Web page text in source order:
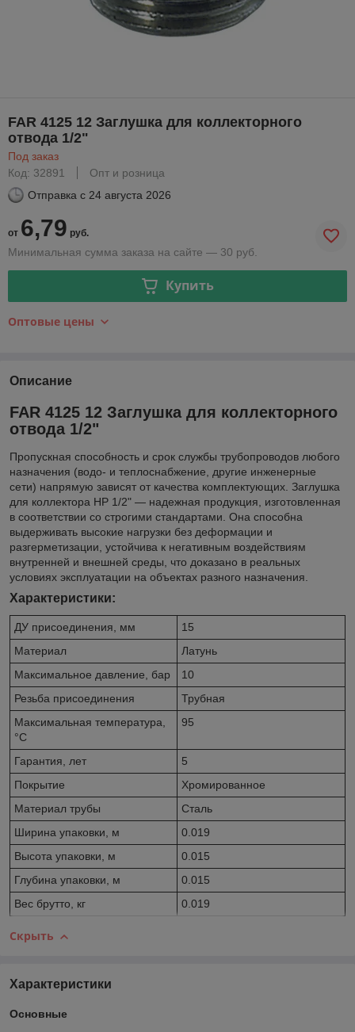
FAR 4125 12 Заглушка для коллекторного
отвода 1/2"
Под заказ
Код: 32891
Опт и розница
Отправка с 24 августа 2026
от 6,79 руб.
Минимальная сумма заказа на сайте — 30 руб.
Купить
Оптовые цены
Описание
FAR 4125 12 Заглушка для коллекторного
отвода 1/2"
Пропускная способность и срок службы трубопроводов любого
назначения (водо- и теплоснабжение, другие инженерные
сети) напрямую зависят от качества комплектующих. Заглушка
для коллектора НР 1/2" — надежная продукция, изготовленная
в соответствии со строгими стандартами. Она способна
выдерживать высокие нагрузки без деформации и
разгерметизации, устойчива к негативным воздействиям
внутренней и внешней среды, что доказано в реальных
условиях эксплуатации на объектах разного назначения.
Характеристики:
ДУ присоединения, мм
15
Материал
Латунь
Максимальное давление, бар
10
Резьба присоединения
Трубная
Максимальная температура,
°С
95
Гарантия, лет
5
Покрытие
Хромированное
Материал трубы
Сталь
Ширина упаковки, м
0.019
Высота упаковки, м
0.015
Глубина упаковки, м
0.015
Вес брутто, кг
0.019
Скрыть
Характеристики
Основные